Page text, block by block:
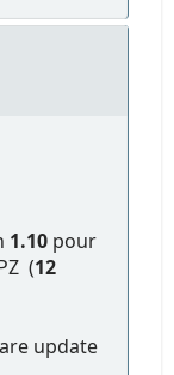
1.10 pour
(12
update